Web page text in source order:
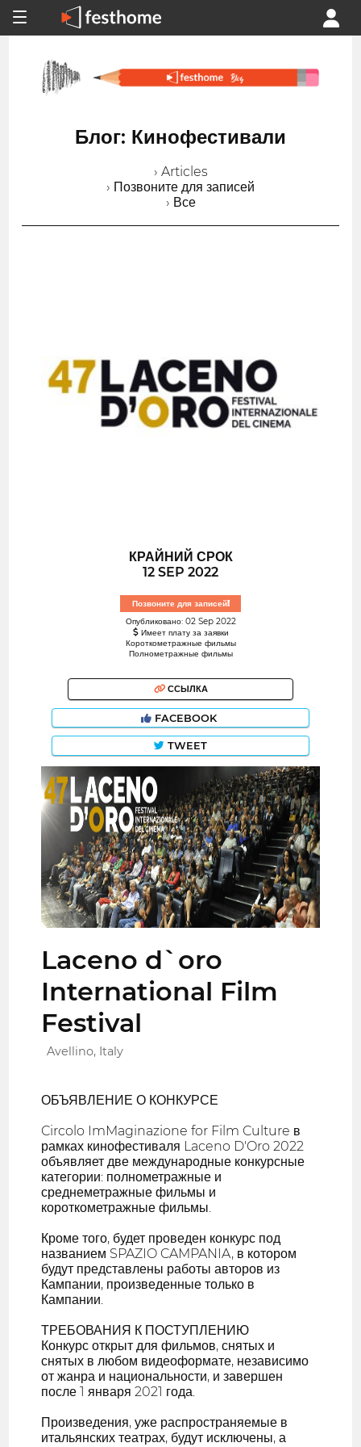
Блог: Кинофестивали
› Articles
› Позвоните для записей
› Все
КРАЙНИЙ СРОК
12 SEP 2022
Позвоните для записей!
Опубликовано: 02 Sep 2022
Имеет плату за заявки
Короткометражные фильмы
Полнометражные фильмы
ССЫЛКА
FACEBOOK
TWEET
Laceno d`oro
International Film
Festival
Avellino, Italy
ОБЪЯВЛЕНИЕ О КОНКУРСЕ
Circolo ImMaginazione for Film Culture в
рамках кинофестиваля Laceno D'Oro 2022
объявляет две международные конкурсные
категории: полнометражные и
среднеметражные фильмы и
короткометражные фильмы.
Кроме того, будет проведен конкурс под
названием SPAZIO CAMPANIA, в котором
будут представлены работы авторов из
Кампании, произведенные только в
Кампании.
ТРЕБОВАНИЯ К ПОСТУПЛЕНИЮ
Конкурс открыт для фильмов, снятых и
снятых в любом видеоформате, независимо
от жанра и национальности, и завершен
после 1 января 2021 года.
Произведения, уже распространяемые в
итальянских театрах, будут исключены, а